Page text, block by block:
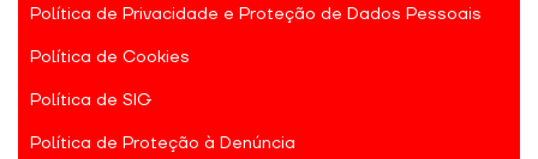
Política de Privacidade e Proteção de Dados Pessoais
Política de Cookies
Política de SIG
Política de Proteção à Denúncia